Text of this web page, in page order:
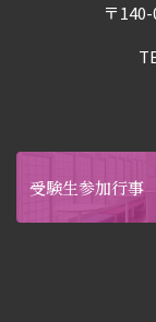
〒
受験生参加行事